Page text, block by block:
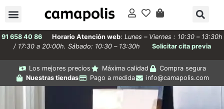
91 658 40 86 Horario Atención web: Lunes – Viernes : 10:30 – 13:30h
/ 17:30 a 20:00h. Sábado: 10:30 – 13:30h
Solicitar cita previa
Los mejores precios Máxima calidad
Compra segura
Nuestras tiendas
Pago a medida info@camapolis.com